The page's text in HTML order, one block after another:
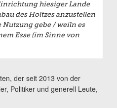
hiesiger Lande
des Holtzes anzustellen
gebe / weiln es
Esse (im Sinne von
der seit 2013 von der
Politiker und generell Leute,